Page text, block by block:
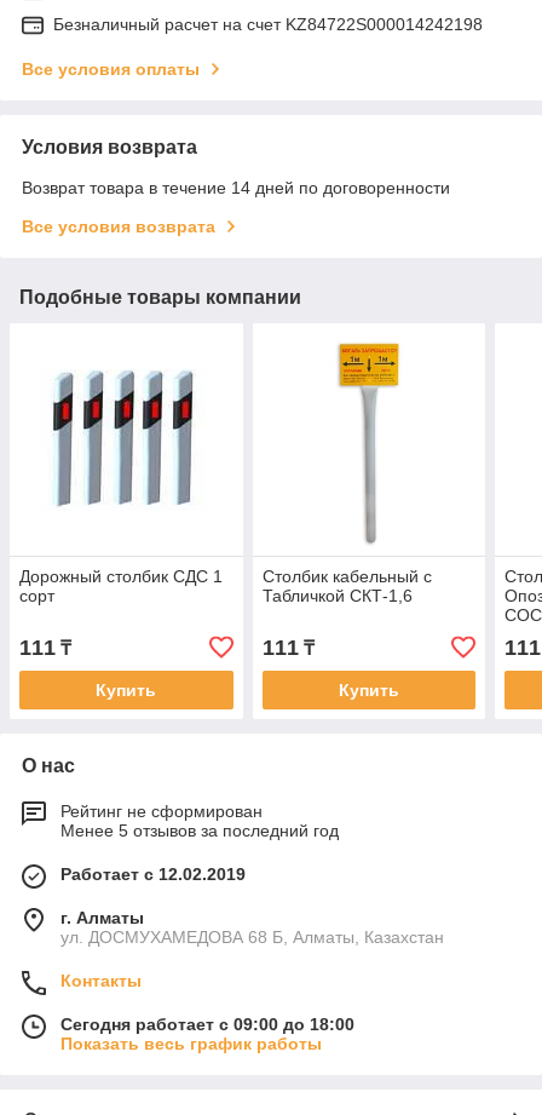
Безналичный расчет на счет KZ84722S000014242198
Все условия оплаты
Условия возврата
Возврат товара в течение 14 дней по договоренности
Все условия возврата
Подобные товары компании
Дорожный столбик СДС 1
сорт
111 ₸
Купить
Столбик кабельный с
Табличкой СКТ-1,6
111₸
Купить
111
О нас
Рейтинг не сформирован
Менее 5 отзывов за последний год
Работает с 12.02.2019
г. Алматы
ул. ДОСМУХАМЕДОВА 68 Б, Алматы, Казахстан
Контакты
Сегодня работает с 09:00 до 18:00
Показать весь график работы